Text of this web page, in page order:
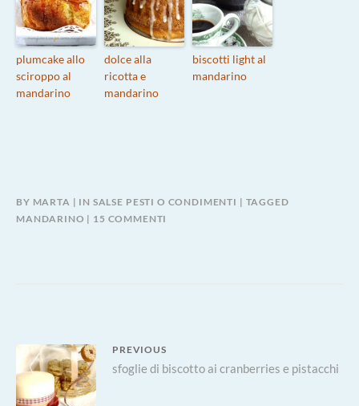
plumcake allo
sciroppo al
mandarino
dolce alla
ricotta e
mandarino
biscotti light al
mandarino
BY MARTA IN SALSE PESTI O CONDIMENTI
TAGGED
MANDARINO
15 COMMENTI
Navigazione
articoli
PREVIOUS
Previous
post:
sfoglie di biscotto ai cranberries e pistacchi